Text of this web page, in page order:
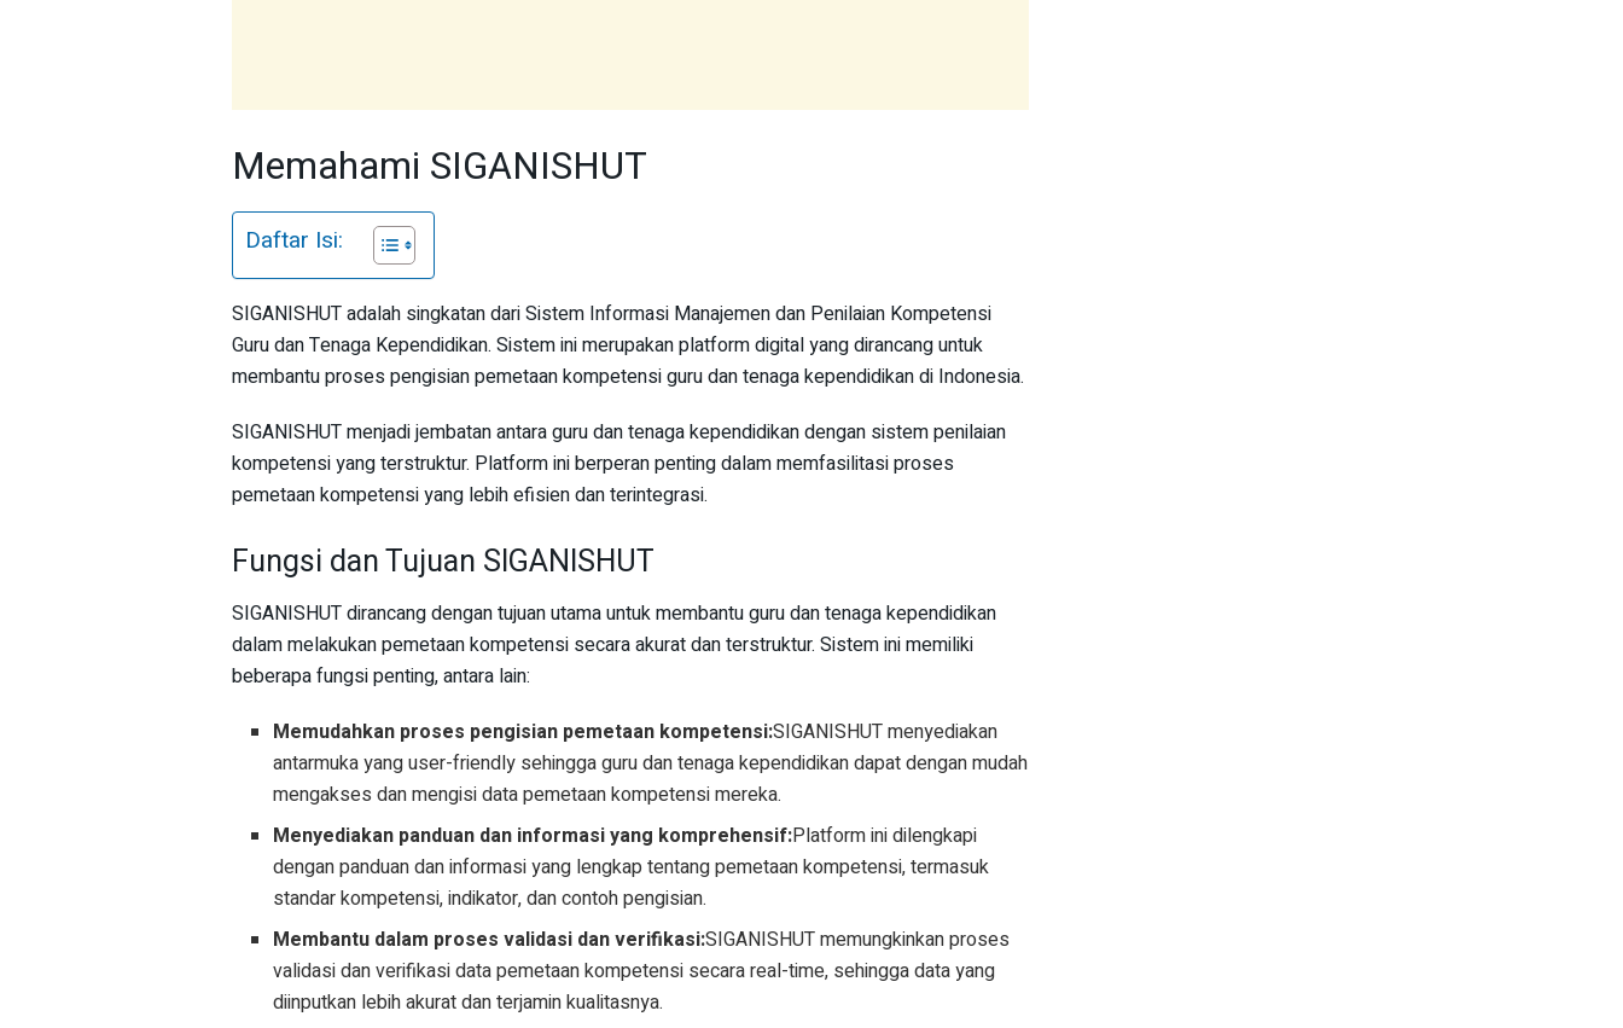
Memahami SIGANISHUT
Daftar Isi:
SIGANISHUT adalah singkatan dari Sistem Informasi Manajemen dan Penilaian Kompetensi
Guru dan Tenaga Kependidikan. Sistem ini merupakan platform digital yang dirancang untuk
membantu proses pengisian pemetaan kompetensi guru dan tenaga kependidikan di Indonesia.
SIGANISHUT menjadi jembatan antara guru dan tenaga kependidikan dengan sistem penilaian
kompetensi yang terstruktur. Platform ini berperan penting dalam memfasilitasi proses
pemetaan kompetensi yang lebih efisien dan terintegrasi.
Fungsi dan Tujuan SIGANISHUT
SIGANISHUT dirancang dengan tujuan utama untuk membantu guru dan tenaga kependidikan
dalam melakukan pemetaan kompetensi secara akurat dan terstruktur. Sistem ini memiliki
beberapa fungsi penting, antara lain:
Memudahkan proses pengisian pemetaan kompetensi:SIGANISHUT menyediakan
antarmuka yang user-friendly sehingga guru dan tenaga kependidikan dapat dengan mudah
mengakses dan mengisi data pemetaan kompetensi mereka.
Menyediakan panduan dan informasi yang komprehensif:Platform ini dilengkapi
dengan panduan dan informasi yang lengkap tentang pemetaan kompetensi, termasuk
standar kompetensi, indikator, dan contoh pengisian.
Membantu dalam proses validasi dan verifikasi:SIGANISHUT memungkinkan proses
validasi dan verifikasi data pemetaan kompetensi secara real-time, sehingga data yang
diinputkan lebih akurat dan terjamin kualitasnya.